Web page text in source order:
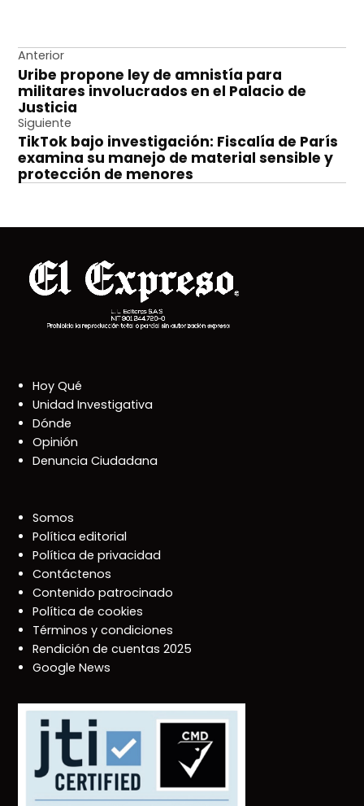
Navegación
de
entradas
Anterior
Uribe propone ley de amnistía para
militares involucrados en el Palacio de
Justicia
Siguiente
TikTok bajo investigación: Fiscalía de París
examina su manejo de material sensible y
protección de menores
Hoy Qué
Unidad Investigativa
Dónde
Opinión
Denuncia Ciudadana
Somos
Política editorial
Política de privacidad
Contáctenos
Contenido patrocinado
Política de cookies
Términos y condiciones
Rendición de cuentas 2025
Google News